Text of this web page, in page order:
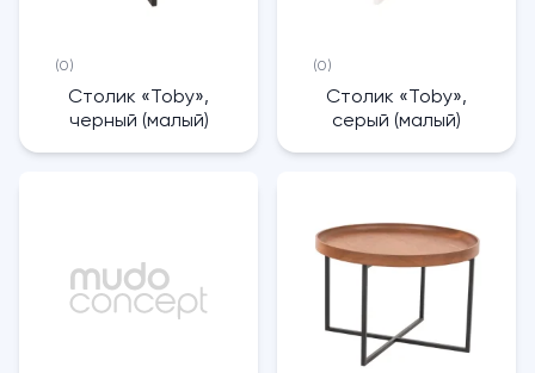
(0)
Столик «Toby»,
черный (малый)
(0)
Столик «Toby»,
серый (малый)